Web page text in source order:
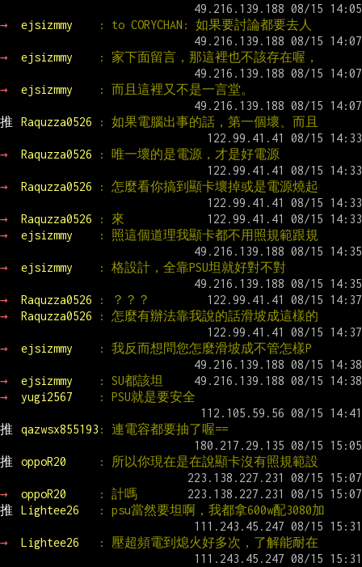
→ ejsizmmy : to CORYCHAN: 如果要討論都要去人
→ ejsizmmy : 家下面留言，那這裡也不該存在喔，
→ ejsizmmy : 而且這裡又不是一言堂。
推 Raquzza0526 : 如果電腦出事的話，第一個壞、而且
→ Raquzza0526 : 唯一壞的是電源，才是好電源
→ Raquzza0526 : 怎麼看你搞到顯卡壞掉或是電源燒起
→ Raquzza0526
: 來
→
ejsizmmy : 照這個道理我顯卡都不用照規範跟規
→ ejsizmmy : 格設計，全靠PSU坦就好對不對
→ Raquzza0526
: ？？？
→
Raquzza0526 : 怎麼有辦法靠我說的話滑坡成這樣的
→ ejsizmmy : 我反而想問您怎麼滑坡成不管怎樣P
→ ejsizmmy
: SU都該坦
→
yugi2567 : PSU就是要安全
推 qazwsx855193 : 連電容都要抽了喔==
推 oppoR20 : 所以你現在是在說顯卡沒有照規範設
→ oppoR20
: 計嗎
推
Lightee26 : psu當然要坦啊，我都拿600w配3080加
→ Lightee26 : 壓超頻電到熄火好多次，了解能耐在